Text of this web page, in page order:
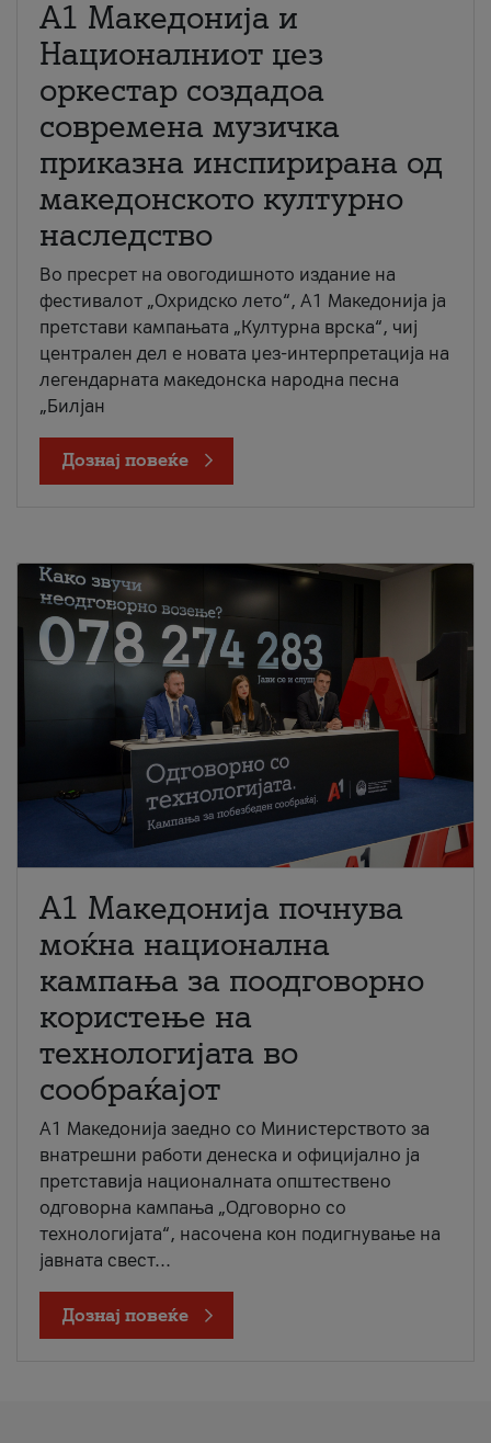
А1 Македонија и
Националниот џез
оркестар создадоа
современа музичка
приказна инспирирана од
македонското културно
наследство
Во пресрет на овогодишното издание на
фестивалот „Охридско лето“, А1 Македонија ја
претстави кампањата „Културна врска“, чиј
централен дел е новата џез-интерпретација на
легендарната македонска народна песна
„Билјан
Дознај повеќе
A1 Македонија почнува
моќна национална
кампања за поодговорно
користење на
технологијата во
сообраќајот
A1 Македонија заедно со Министерството за
внатрешни работи денеска и официјално ја
претставија националната општествено
одговорна кампања „Одговорно со
технологијата“, насочена кон подигнување на
јавната свест...
Дознај повеќе